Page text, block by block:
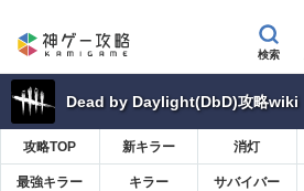
Dead by Daylight(DbD)攻略wiki
攻略TOP 新キラー 消灯
最強キラー キラー サバイバー